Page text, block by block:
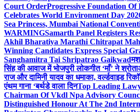
Court OrderProgressive Foundation Of
Celebrates World Environment Day
Sea Princess, Mumbai National
WARMINGSamarth Panel Registers
Akhil Bharatiya Marathi Chitrapat
Winning Candidates Express Special
Sanghamitra Tai Shripatrao Gaikwad
सिंह की आवाज में भोजपुरी लोकगीत ‘माँ’ ने
राज और दामिनी यादव का धमाका, वर्ल्डवाइड
एंथम गाना ‘बर्थडे वाला दिनTop Leading
Chairman Of Vkdl Npa Advisory
Distinguished Honour At The 2nd